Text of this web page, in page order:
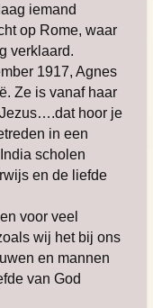
iemand
op Rome, waar
verklaard.
1917, Agnes
Ze is vanaf haar
hoor je
in een
scholen
en de liefde
voor veel
wij het bij ons
en mannen
van God